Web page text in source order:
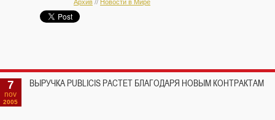
Архив // Новости в Мире
7
nov
2005
ВЫРУЧКА PUBLICIS РАСТЕТ БЛАГОДАРЯ НОВЫМ КОНТРАКТАМ